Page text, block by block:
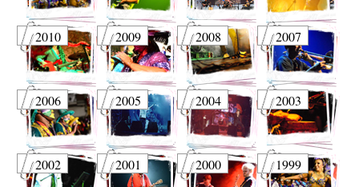
2010 2009 2008 2007
2006 2005 2004 2003
2002 2001 2000 1999